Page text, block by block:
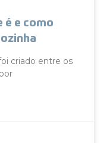
é e como
criado entre os